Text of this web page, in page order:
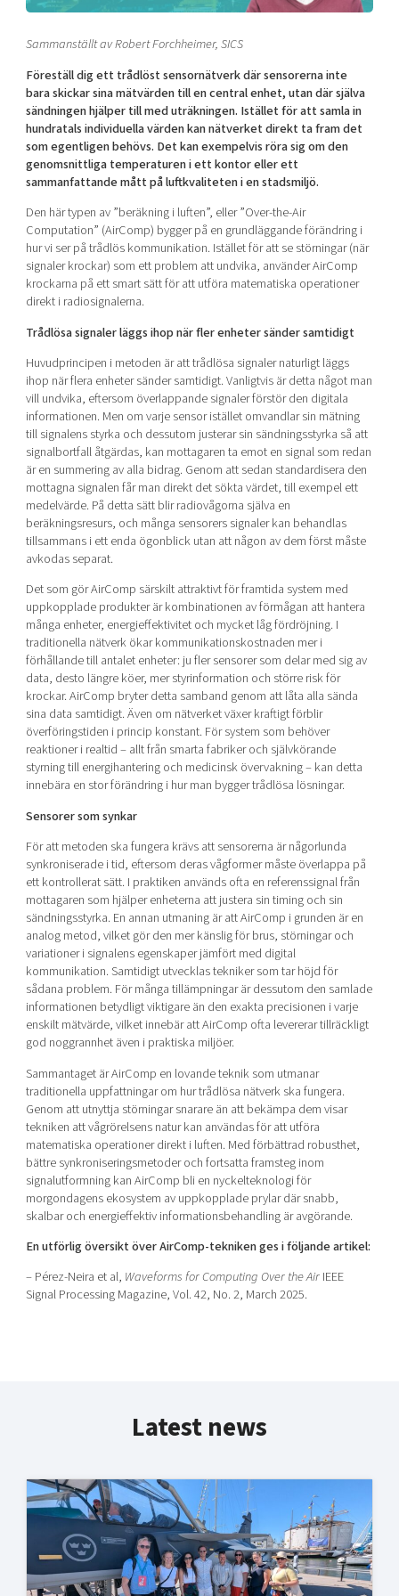
Shaping cities and regions
Bright East
East Sweden Tech Women
Reversed mentorship
Current offers and activities
Talent & skills
Startup & industry collaboration
Offers to boost your business
Funding opportunities
Our community of companies
Projects
Publications
Project toolbox
Our clusters
Reach out to us
Locations
Today's lunch in Mjärdevi
Sammanställt av Robert Forchheimer, SICS
Föreställ dig ett trådlöst sensornätverk där sensorerna inte
bara skickar sina mätvärden till en central enhet, utan där själva
sändningen hjälper till med uträkningen. Istället för att samla in
hundratals individuella värden kan nätverket direkt ta fram det
som egentligen behövs. Det kan exempelvis röra sig om den
genomsnittliga temperaturen i ett kontor eller ett
sammanfattande mått på luftkvaliteten i en stadsmiljö.
Den här typen av ”beräkning i luften”, eller ”Over-the-Air
Computation” (AirComp) bygger på en grundläggande förändring i
hur vi ser på trådlös kommunikation. Istället för att se störningar (när
signaler krockar) som ett problem att undvika, använder AirComp
krockarna på ett smart sätt för att utföra matematiska operationer
direkt i radiosignalerna.
Trådlösa signaler läggs ihop när fler enheter sänder samtidigt
Huvudprincipen i metoden är att trådlösa signaler naturligt läggs
ihop när flera enheter sänder samtidigt. Vanligtvis är detta något man
vill undvika, eftersom överlappande signaler förstör den digitala
informationen. Men om varje sensor istället omvandlar sin mätning
till signalens styrka och dessutom justerar sin sändningsstyrka så att
signalbortfall åtgärdas, kan mottagaren ta emot en signal som redan
är en summering av alla bidrag. Genom att sedan standardisera den
mottagna signalen får man direkt det sökta värdet, till exempel ett
medelvärde. På detta sätt blir radiovågorna själva en
beräkningsresurs, och många sensorers signaler kan behandlas
tillsammans i ett enda ögonblick utan att någon av dem först måste
avkodas separat.
Det som gör AirComp särskilt attraktivt för framtida system med
uppkopplade produkter är kombinationen av förmågan att hantera
många enheter, energieffektivitet och mycket låg fördröjning. I
traditionella nätverk ökar kommunikationskostnaden mer i
förhållande till antalet enheter: ju fler sensorer som delar med sig av
data, desto längre köer, mer styrinformation och större risk för
krockar. AirComp bryter detta samband genom att låta alla sända
sina data samtidigt. Även om nätverket växer kraftigt förblir
överföringstiden i princip konstant. För system som behöver
reaktioner i realtid – allt från smarta fabriker och självkörande
styrning till energihantering och medicinsk övervakning – kan detta
innebära en stor förändring i hur man bygger trådlösa lösningar.
Sensorer som synkar
För att metoden ska fungera krävs att sensorerna är någorlunda
synkroniserade i tid, eftersom deras vågformer måste överlappa på
ett kontrollerat sätt. I praktiken används ofta en referenssignal från
mottagaren som hjälper enheterna att justera sin timing och sin
sändningsstyrka. En annan utmaning är att AirComp i grunden är en
analog metod, vilket gör den mer känslig för brus, störningar och
variationer i signalens egenskaper jämfört med digital
kommunikation. Samtidigt utvecklas tekniker som tar höjd för
sådana problem. För många tillämpningar är dessutom den samlade
informationen betydligt viktigare än den exakta precisionen i varje
enskilt mätvärde, vilket innebär att AirComp ofta levererar tillräckligt
god noggrannhet även i praktiska miljöer.
Sammantaget är AirComp en lovande teknik som utmanar
traditionella uppfattningar om hur trådlösa nätverk ska fungera.
Genom att utnyttja störningar snarare än att bekämpa dem visar
tekniken att vågrörelsens natur kan användas för att utföra
matematiska operationer direkt i luften. Med förbättrad robusthet,
bättre synkroniseringsmetoder och fortsatta framsteg inom
signalutformning kan AirComp bli en nyckelteknologi för
morgondagens ekosystem av uppkopplade prylar där snabb,
skalbar och energieffektiv informationsbehandling är avgörande.
En utförlig översikt över AirComp-tekniken ges i följande artikel:
– Pérez-Neira et al, Waveforms for Computing Over the AirIEEE
Signal Processing Magazine, Vol. 42, No. 2, March 2025.
Latest news